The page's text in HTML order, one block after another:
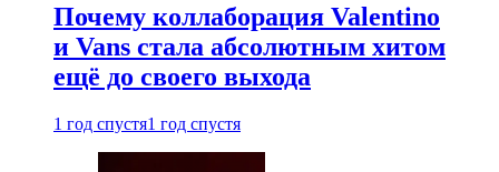
Почему коллаборация Valentino
и Vans стала абсолютным хитом
ещё до своего выхода
1 год спустя1 год спустя